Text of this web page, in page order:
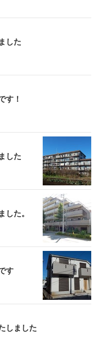
した
す！
した
した。
す
しました